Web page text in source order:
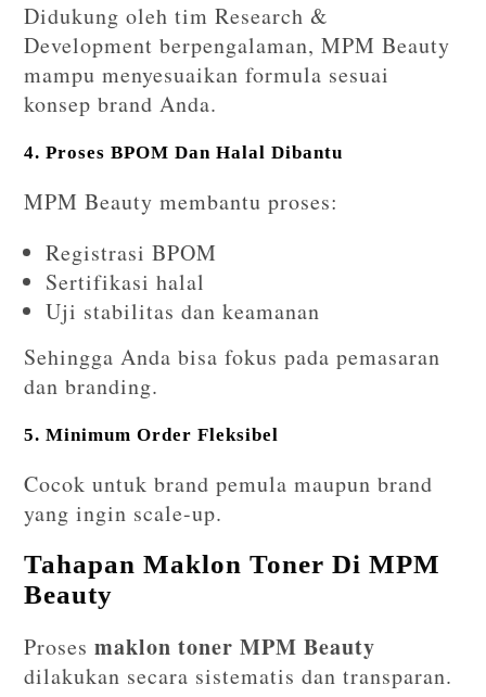
Didukung oleh tim Research &
Development berpengalaman, MPM Beauty
mampu menyesuaikan formula sesuai
konsep brand Anda.
4. Proses BPOM Dan Halal Dibantu
MPM Beauty membantu proses:
Registrasi BPOM
Sertifikasi halal
Uji stabilitas dan keamanan
Sehingga Anda bisa fokus pada pemasaran
dan branding.
5. Minimum Order Fleksibel
Cocok untuk brand pemula maupun brand
yang ingin scale-up.
Tahapan Maklon Toner Di MPM
Beauty
Prosesmaklon toner MPM Beauty
dilakukan secara sistematis dan transparan.